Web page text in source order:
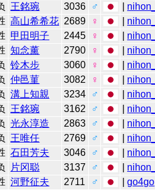
王銘琬 3036 ♂
高山希希花 2689 ♀
甲田明子 2445 ♀
知念薰 2790 ♀
铃木步 3060 ♀
仲邑菫 3082 ♀
溝上知親 3234 ♂
王銘琬 3162 ♂
光永淳造 2863 ♂
王唯任 2769 ♂
石田芳夫 3046 ♂
片冈聪 3137 ♂
河野征夫 2711 ♂ |go4go